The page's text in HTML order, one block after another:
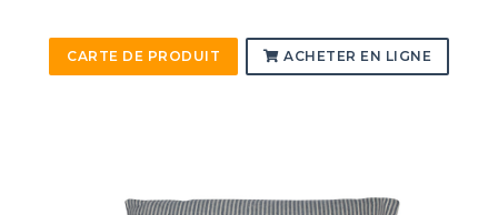
CARTE DE PRODUIT ACHETER EN LIGNE